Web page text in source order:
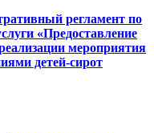
регламент по
«Предоставление
мероприятия
детей-сирот